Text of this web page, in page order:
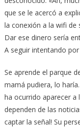
que se le acercó a
la conexión a la wifi de
Dar ese dinero sería
A seguir intentando
Se aprende el parque
mamá pudiera, lo
ha ocurrido aparecer a
dependen de las
captar la señal! Su